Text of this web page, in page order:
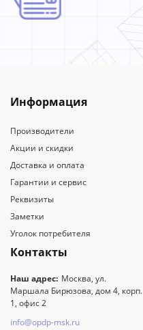
Информация
Производители
Акции и скидки
Доставка и оплата
Гарантии и сервис
Реквизиты
Заметки
Уголок потребителя
Контакты
Наш адрес: Москва, ул.
Маршала Бирюзова, дом 4, корп.
1, офис 2
info@opdp-msk.ru